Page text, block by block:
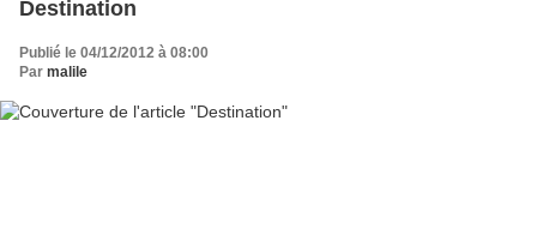
Destination
Publié le 04/12/2012 à 08:00
Par malile